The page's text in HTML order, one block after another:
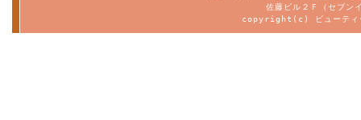
佐藤ビル２Ｆ（セブ
copyright(c) ビューテ